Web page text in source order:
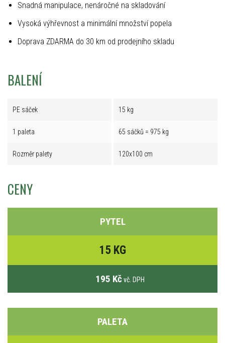
Snadná manipulace, nenáročné na skladování
Vysoká výhřevnost a minimální množství popela
Doprava ZDARMA do 30 km od prodejního skladu
BALENÍ
PE sáček 15 kg
1 paleta 65 sáčků = 975 kg
Rozměr palety 120x100 cm
CENY
PYTEL
15 KG
195 Kč vč. DPH
PALETA